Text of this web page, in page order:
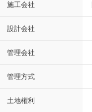
施工会社
設計会社
管理会社
管理方式
土地権利